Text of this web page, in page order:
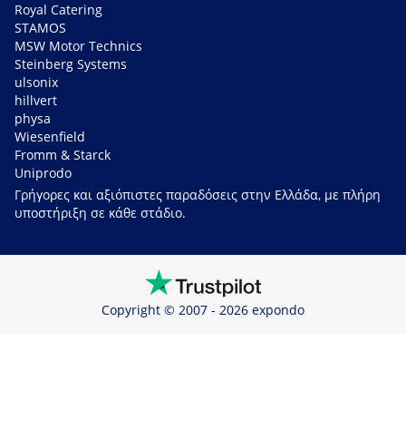
Royal Catering
STAMOS
MSW Motor Technics
Steinberg Systems
ulsonix
hillvert
physa
Wiesenfield
Fromm & Starck
Uniprodo
Γρήγορες και αξιόπιστες παραδόσεις στην Ελλάδα, με πλήρη
υποστήριξη σε κάθε στάδιο.
Copyright © 2007 - 2026 expondo